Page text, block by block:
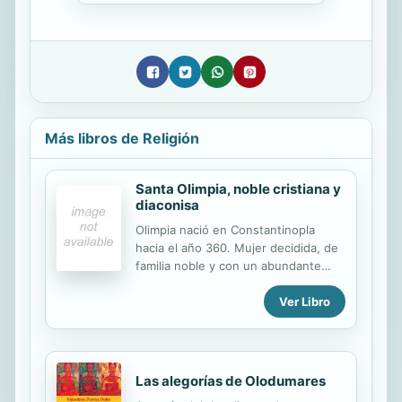
Más libros de Religión
Santa Olimpia, noble cristiana y
diaconisa
Olimpia nació en Constantinopla
hacia el año 360. Mujer decidida, de
familia noble y con un abundante
patrimonio, tras un breve matrimonio
escogió el camino de la ascética y la
dedicación a la Iglesia, siendo
obispo san
Ver Libro
Las alegorías de Olodumares